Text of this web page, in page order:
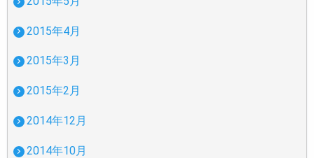
2015年4月
2015年3月
2015年2月
2014年12月
2014年10月